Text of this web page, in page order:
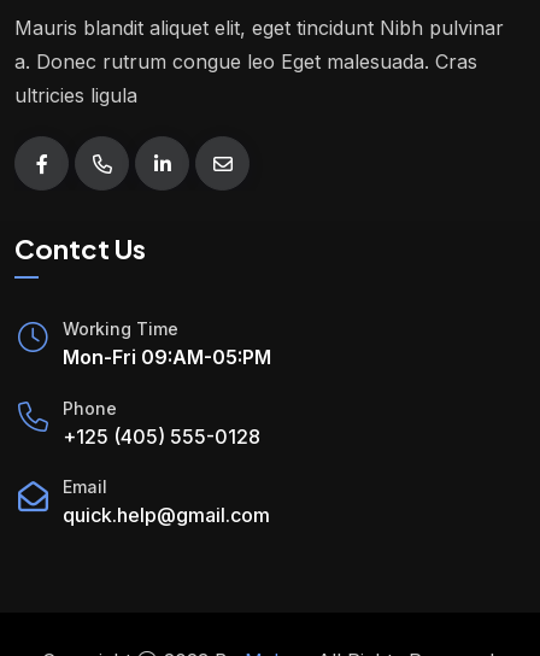
Mauris blandit aliquet elit, eget tincidunt Nibh pulvinar
a. Donec rutrum congue leo Eget malesuada. Cras
ultricies ligula
Contct Us
Working Time
Mon-Fri 09:AM-05:PM
Phone
+125 (405) 555-0128
Email
quick.help@gmail.com